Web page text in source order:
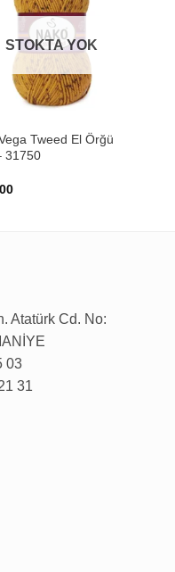
STOKTA YOK
Tweed El Örğü
31750
Atatürk Cd. No:
03
31